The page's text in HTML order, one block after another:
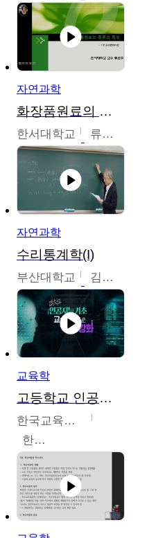
자연과학
화장품원료의 종류와 특성
한서대학교 류은주
자연과학
수리통계학(I)
부산대학교 김충락
교육학
고등학교 인공지능 기초 교수ㆍ학습 역량 강화
한국교육학술정보원
한국교육학술정보원